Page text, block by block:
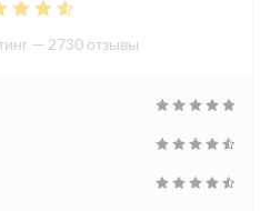
— 2730 отзывы